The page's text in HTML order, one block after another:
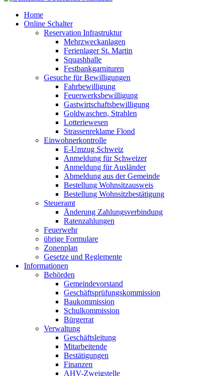
Home
Online Schalter
Reservation Infrastruktur
Mehrzweckanlagen
Ferienlager St. Martin
Squashhalle
Festbankgarnituren
Gesuche für Bewilligungen
Fahrbewilligung
Feuerwerksbewilligung
Gastwirtschaftsbewilligung
Goldwaschen, Strahlen
Lotteriewesen
Strassenreklame Flond
Einwohnerkontrolle
E-Umzug Schweiz
Anmeldung für Schweizer
Anmeldung für Ausländer
Abmeldung aus der Gemeinde
Bestellung Wohnsitzausweis
Bestellung Wohnsitzbestätigung
Steueramt
Änderung Zahlungsverbindung
Ratenzahlungen
Feuerwehr
übrige Formulare
Zonenplan
Gesetze und Reglemente
Informationen
Behörden
Gemeindevorstand
Geschäftsprüfungskommission
Baukommission
Schulkommission
Bürgerrat
Verwaltung
Geschäftsleitung
Mitarbeitende
Bestätigungen
Finanzen
AHV-Zweigstelle